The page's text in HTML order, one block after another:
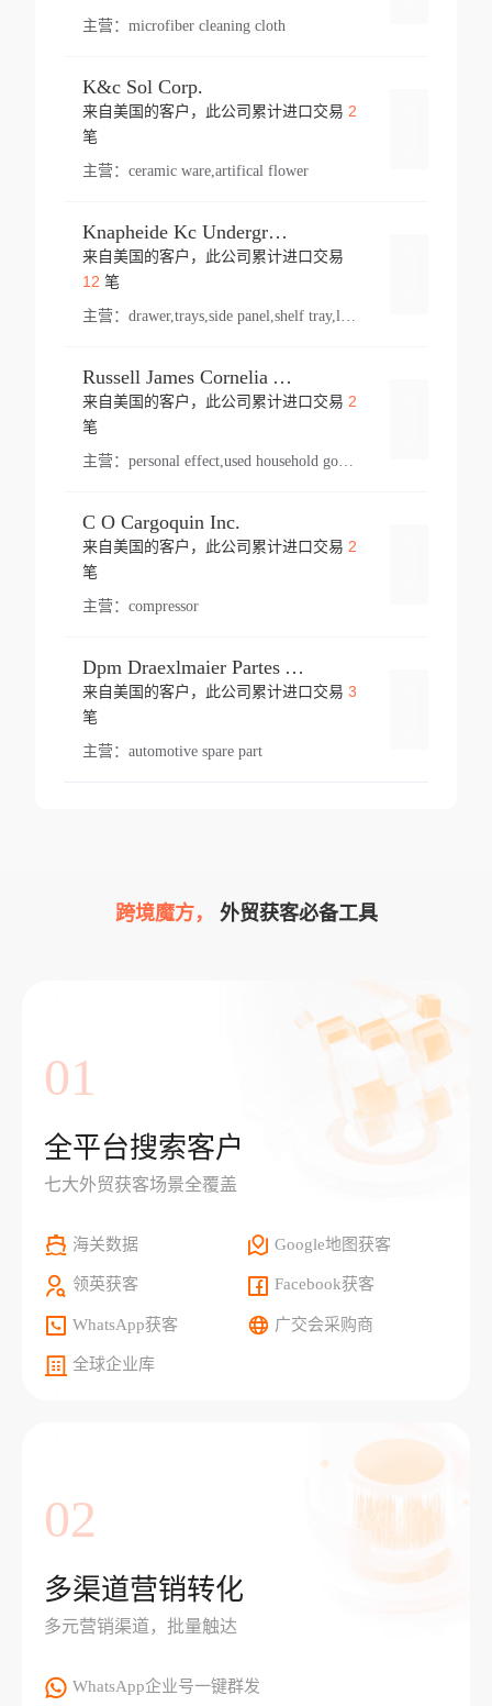
主营： microfiber cleaning cloth
K&c Sol Corp.
来自美国的客户，此公司累计进口交易 2
笔
主营： ceramic ware,artifical flower
Knapheide Kc Underground
来自美国的客户，此公司累计进口交易
12 笔
主营：
Russell James Cornelia Arlington Va
来自美国的客户，此公司累计进口交易 2
笔
主营： personal effect,used household goods
C O Cargoquin Inc.
来自美国的客户，此公司累计进口交易 2
笔
主营： compressor
Dpm Draexlmaier Partes Automotrices Corr Ind Huejotzingo
来自美国的客户，此公司累计进口交易 3
笔
主营： automotive spare part
跨境魔方， 外贸获客必备工具
01
全平台搜索客户
七大外贸获客场景全覆盖
海关数据 Google地图获客
领英获客 Facebook获客
WhatsApp获客 广交会采购商
全球企业库
02
多渠道营销转化
多元营销渠道，批量触达
WhatsApp企业号一键群发